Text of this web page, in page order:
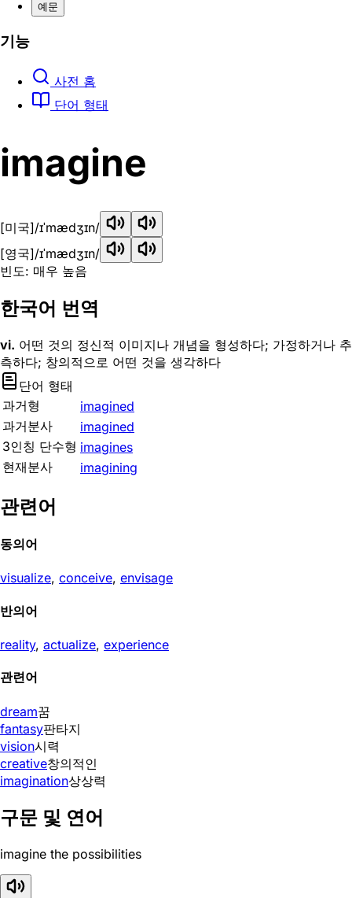
예문
기능
사전 홈
단어 형태
imagine
[미국]/ɪˈmædʒɪn/
[영국]/ɪˈmædʒɪn/
빈도: 매우 높음
한국어 번역
vi. 어떤 것의 정신적 이미지나 개념을 형성하다; 가정하거나 추
측하다; 창의적으로 어떤 것을 생각하다
단어 형태
과거형
imagined
과거분사
imagined
3인칭 단수형 imagines
현재분사
imagining
관련어
동의어
visualize, conceive, envisage
반의어
reality, actualize, experience
관련어
dream꿈
fantasy판타지
vision시력
creative창의적인
imagination상상력
구문 및 연어
imagine the possibilities